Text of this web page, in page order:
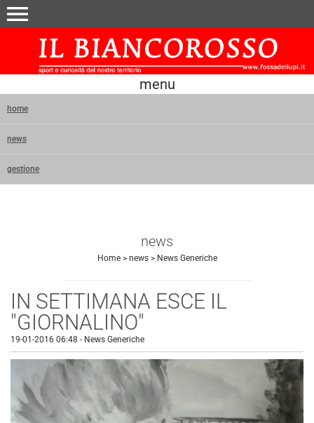
menu
menu
home
news
gestione
news
Home> news> News Generiche
IN SETTIMANA ESCE IL
"GIORNALINO"
19-01-2016 06:48 - News Generiche